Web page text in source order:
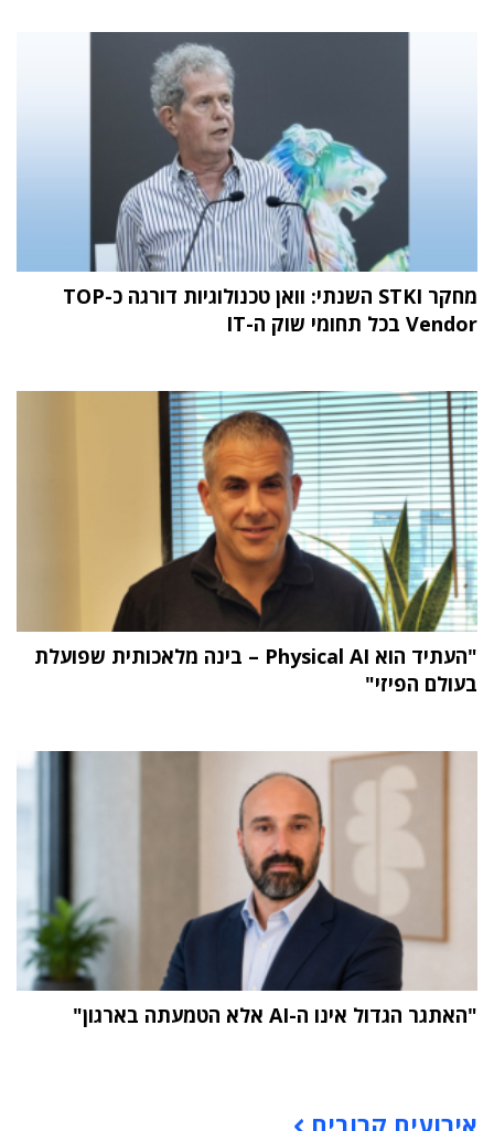
מחקר STKI השנתי: וואן טכנולוגיות דורגה כ-TOP
Vendor בכל תחומי שוק ה-IT
"העתיד הוא Physical AI – בינה מלאכותית שפועלת
בעולם הפיזי"
"האתגר הגדול אינו ה-AI אלא הטמעתה בארגון"
אירועים קרובים